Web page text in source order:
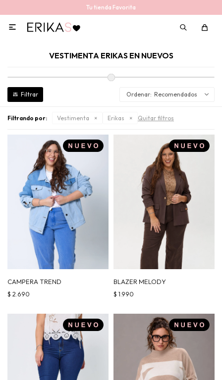
Tu tienda Favorita

VESTIMENTA ERIKAS EN NUEVOS
Recomendados
Filtrando por: Vestimenta Erikas Quitar filtros
CAMPERA TREND
$ 2.690
BLAZER MELODY
$ 1.990